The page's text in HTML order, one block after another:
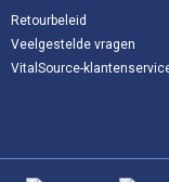
Retourbeleid
Veelgestelde vragen
VitalSource-